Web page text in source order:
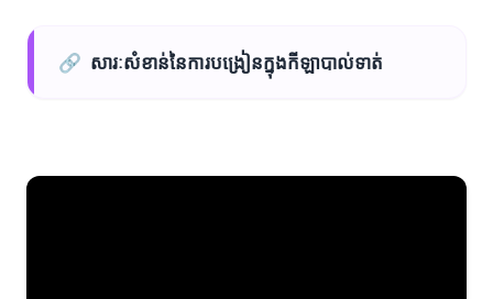
🔗 សារៈសំខាន់នៃការបង្រៀនក្នុងកីឡាបាល់ទាត់